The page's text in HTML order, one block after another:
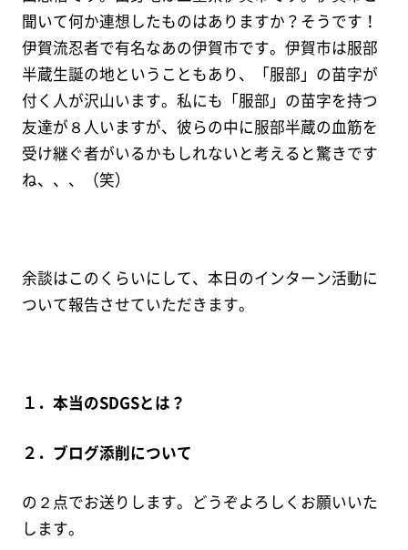
聞いて何か連想したものはありますか？そうです！
伊賀流忍者で有名なあの伊賀市です。伊賀市は服部
半蔵生誕の地ということもあり、「服部」の苗字が
付く人が沢山います。私にも「服部」の苗字を持つ
友達が８人いますが、彼らの中に服部半蔵の血筋を
受け継ぐ者がいるかもしれないと考えると驚きです
ね、、、（笑）
余談はこのくらいにして、本日のインターン活動に
ついて報告させていただきます。
１．本当のSDGSとは？
２．ブログ添削について
の２点でお送りします。どうぞよろしくお願いいた
します。